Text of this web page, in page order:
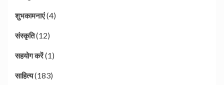
शुभकामनाएं(4)
संस्कृति(12)
सहयोग करें(1)
साहित्य(183)